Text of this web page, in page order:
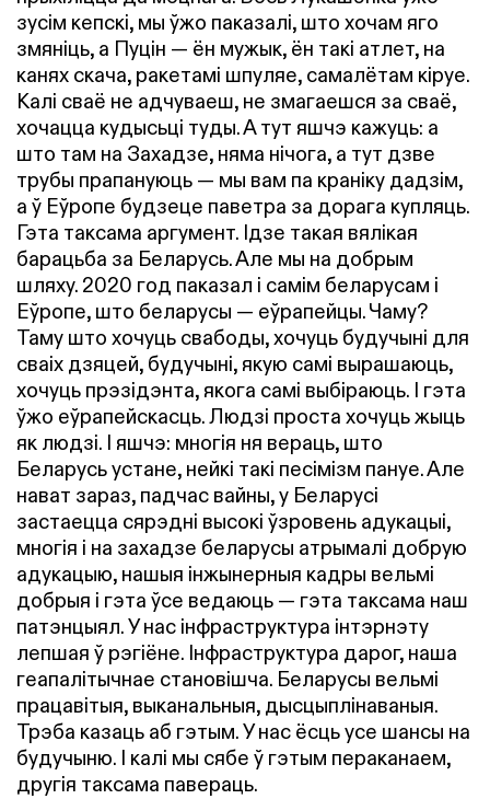
зусім кепскі, мы ўжо паказалі, што хочам яго
змяніць, а Пуцін — ён мужык, ён такі атлет, на
канях скача, ракетамі шпуляе, самалётам кіруе.
Калі сваё не адчуваеш, не змагаешся за сваё,
хочацца кудысьці туды. А тут яшчэ кажуць: а
што там на Захадзе, няма нічога, а тут дзве
трубы прапануюць — мы вам па краніку дадзім,
а ў Еўропе будзеце паветра за дорага купляць.
Гэта таксама аргумент. Ідзе такая вялікая
барацьба за Беларусь. Але мы на добрым
шляху. 2020 год паказал і самім беларусам і
Еўропе, што беларусы — еўрапейцы. Чаму?
Таму што хочуць свабоды, хочуць будучыні для
сваіх дзяцей, будучыні, якую самі вырашаюць,
хочуць прэзідэнта, якога самі выбіраюць. І гэта
ўжо еўрапейскасць. Людзі проста хочуць жыць
як людзі. І яшчэ: многія ня вераць, што
Беларусь устане, нейкі такі песімізм пануе. Але
нават зараз, падчас вайны, у Беларусі
застаецца сярэдні высокі ўзровень адукацыі,
многія і на захадзе беларусы атрымалі добрую
адукацыю, нашыя інжынерныя кадры вельмі
добрыя і гэта ўсе ведаюць — гэта таксама наш
патэнцыял. У нас інфраструктура інтэрнэту
лепшая ў рэгіёне. Інфраструктура дарог, наша
геапалітычнае становішча. Беларусы вельмі
працавітыя, выканальныя, дысцыплінаваныя.
Трэба казаць аб гэтым. У нас ёсць усе шансы на
будучыню. І калі мы сябе ў гэтым пераканаем,
другія таксама павераць.